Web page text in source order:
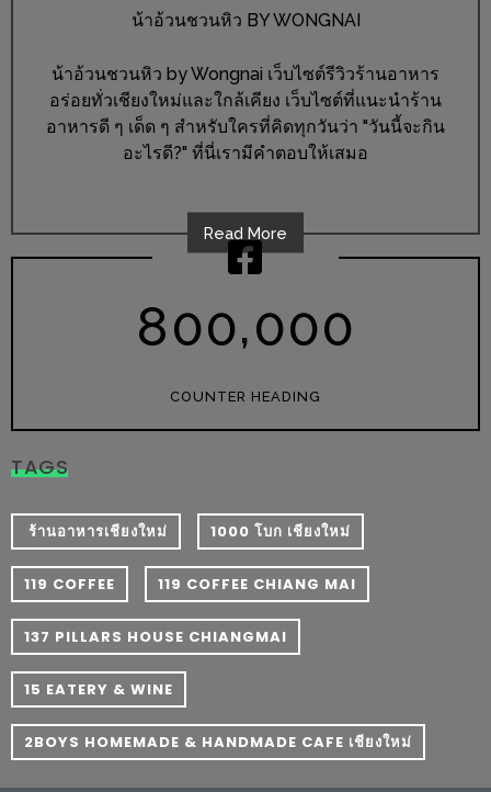
โฟน
เอาใจ
ขา
กิน
โดย
หมู
ทะเล
เผา
เชียงใหม่
งบ
ไม่
บาน
ปลาย
ไม่
น้าอ้วนชวนหิว BY WONGNAI
น้าอ้วนชวนหิว by Wongnai เว็บไซต์รีวิวร้านอาหาร
อร่อยทั่วเชียงใหม่และใกล้เคียง เว็บไซต์ที่แนะนำร้าน
อาหารดี ๆ เด็ด ๆ สำหรับใครที่คิดทุกวันว่า "วันนี้จะกิน
อะไรดี?" ที่นี่เรามีคำตอบให้เสมอ
Read More
800,000
COUNTER HEADING
TAGS
​ ร้านอาหารเชียงใหม่ 1000 โบก เชียงใหม่
119 COFFEE 119 COFFEE CHIANG MAI
137 PILLARS HOUSE CHIANGMAI
15 EATERY & WINE
2BOYS HOMEMADE & HANDMADE CAFE เชียงใหม่